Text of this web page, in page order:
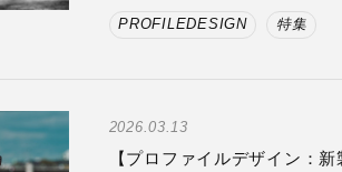
PROFILEDESIGN 特集
2026.03.13
【プロファイルデザイン：